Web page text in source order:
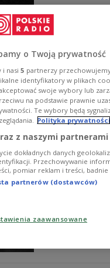
58 lat temu
wiedzieli, że
Zobacz więcej
Leszek
21
działania
partii i
o Twoją prywatność
i nasi 5 partnerzy
identyfikatory w plikach
swoje wybory lub
na podstawie prawnie
Te wybory będą
Polityka prywatności
z naszymi
dokładnych danych
Przechowywanie
pomiar reklam i treści, badnie
partnerów (dostawców)
zaawansowane